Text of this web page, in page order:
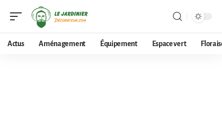
Actus Aménagement Équipement Espace vert